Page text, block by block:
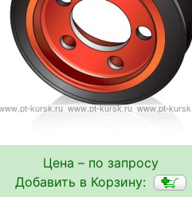
Цена – по запросу
Добавить в Корзину: